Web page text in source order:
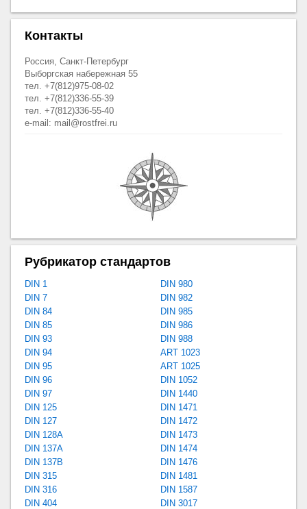
Контакты
Россия, Санкт-Петербург
Выборгская набережная 55
тел. +7(812)975-08-02
тел. +7(812)336-55-39
тел. +7(812)336-55-40
e-mail: mail@rostfrei.ru
Рубрикатор стандартов
DIN 1
DIN 7
DIN 84
DIN 85
DIN 93
DIN 94
DIN 95
DIN 96
DIN 97
DIN 125
DIN 127
DIN 128A
DIN 137A
DIN 137B
DIN 315
DIN 316
DIN 404
DIN 980
DIN 982
DIN 985
DIN 986
DIN 988
ART 1023
ART 1025
DIN 1052
DIN 1440
DIN 1471
DIN 1472
DIN 1473
DIN 1474
DIN 1476
DIN 1481
DIN 1587
DIN 3017